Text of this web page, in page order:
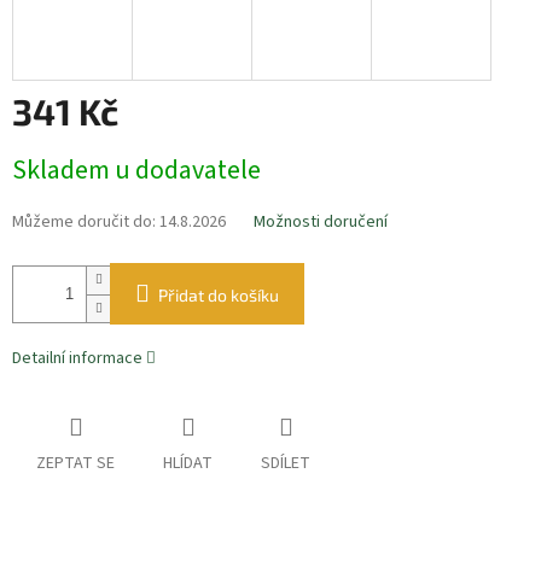
341 Kč
cena:
Skladem u dodavatele
Můžeme doručit do: 14.8.2026 Možnosti doručení
Přidat do košíku
Detailní informace
ZEPTAT SE HLÍDAT SDÍLET